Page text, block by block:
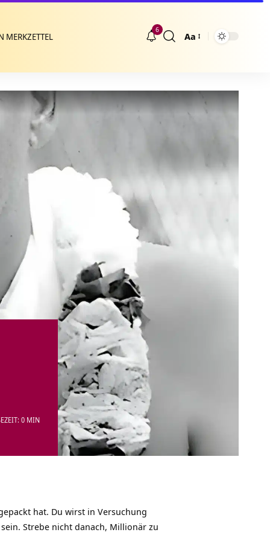
MERKZETTEL
6
Größenänderung
Aa
0 MIN
hat. Du wirst in Versuchung
Strebe nicht danach, Millionär zu